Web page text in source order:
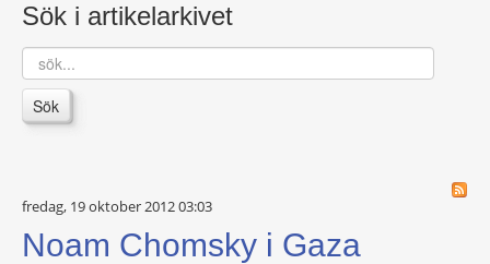
Sök i artikelarkivet
sök...
Sök
fredag, 19 oktober 2012 03:03
Noam Chomsky i Gaza